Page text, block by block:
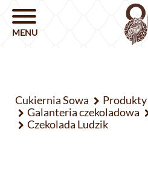
Cukiernia Sowa
Produkty
Galanteria czekoladowa
Czekolada Ludzik